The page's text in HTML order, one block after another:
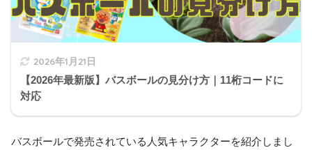
2026年1月21日
【2026年最新版】バスボールの見分け方｜11桁コードに
対応
バスボールで発売されている人気キャラクターを紹介しまし